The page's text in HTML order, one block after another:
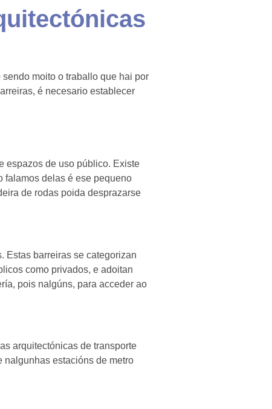
moito o traballo que hai por
é necesario establecer
espazos de uso público. Existe
falamos delas é ese pequeno
de rodas poida desprazarse
Estas barreiras se categorizan
como privados, e adoitan
pois nalgúns, para acceder ao
arquitectónicas de transporte
nalgunhas estacións de metro